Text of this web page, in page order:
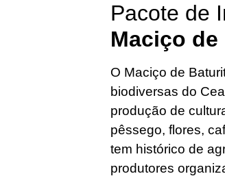
Pacote de
Maciço
O Maciço de
biodiversas do
produção de
pêssego, flores,
tem histórico de
produtores